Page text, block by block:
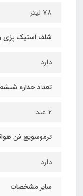
78 لیتر
شلف استیک پزی
دارد
تعداد جداره شیشه
2 عدد
ترموسویچ فن
دارد
سایر مشخصات